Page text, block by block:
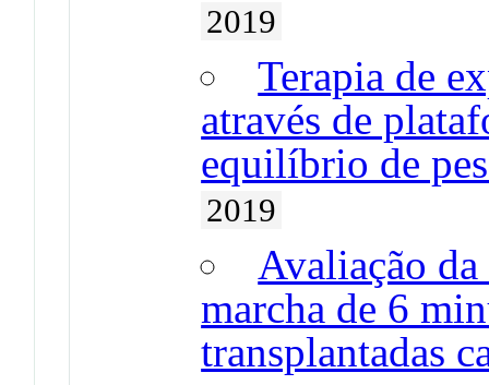
2019
Terapia de
através de
equilíbrio de
2019
Avaliação da
marcha de 6
transplantadas